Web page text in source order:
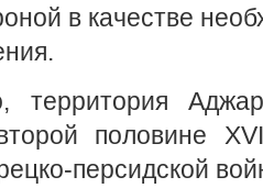
в качестве
территория
половине
персидской